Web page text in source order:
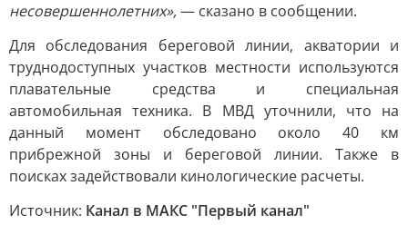
несовершеннолетних»,— сказано в сообщении.
Для обследования береговой линии, акватории и
труднодоступных участков местности используются
плавательные средства и специальная
автомобильная техника. В МВД уточнили, что на
данный момент обследовано около 40 км
прибрежной зоны и береговой линии. Также в
поисках задействовали кинологические расчеты.
Источник: Канал в МАКС "Первый канал"